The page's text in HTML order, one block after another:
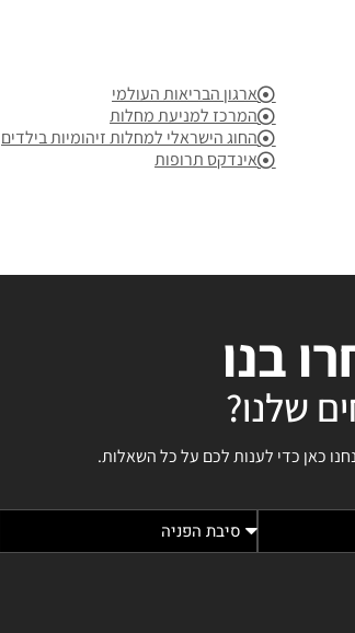
ארגון הבריאות העולמי
המרכז למניעת מחלות
החוג הישראלי למחלות זיהומיות בילדים
אינדקס תרופות
בנו
שלנו?
כאן כדי לענות לכם על כל השאלות.